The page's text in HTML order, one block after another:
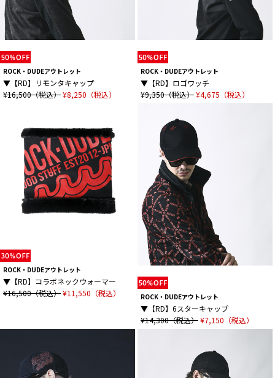
ROCK・DUDEアウトレット
▼【RD】リモンタキャップ
¥16,500（税込）¥8,250（税込）
ROCK・DUDEアウトレット
▼【RD】ロゴワッチ
¥9,350（税込）¥4,675（税込）
ROCK・DUDEアウトレット
▼【RD】コラボネックウォーマー
¥16,500（税込）¥11,550（税込） ROCK・DUDEアウトレット
▼【RD】6スターキャップ
¥14,300（税込）¥7,150（税込）